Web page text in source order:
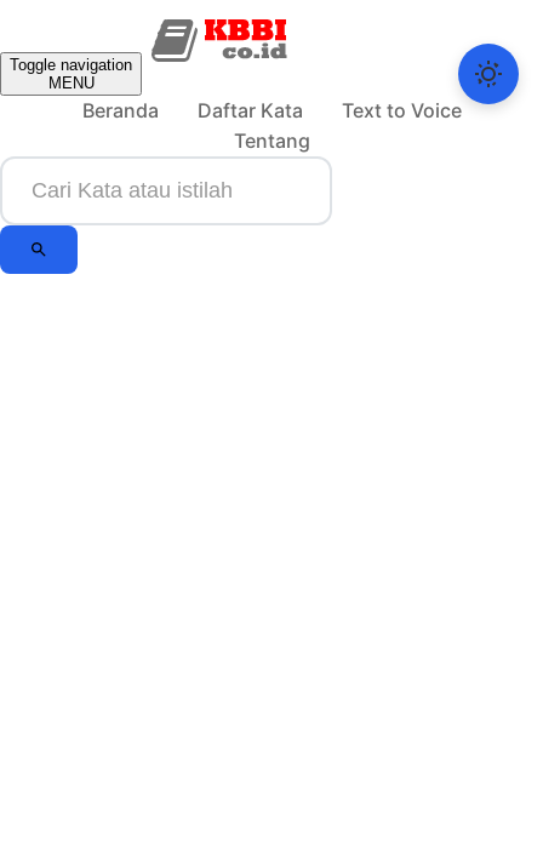
Toggle navigation
MENU
Beranda Daftar Kata
Text to Voice
Tentang